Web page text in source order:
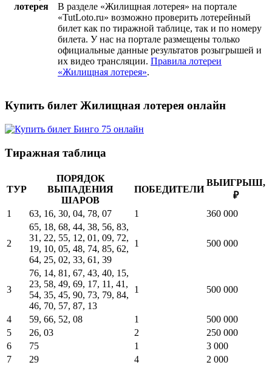
В разделе «Жилищная лотерея» на портале
«TutLoto.ru» возможно проверить лотерейный
билет как по тиражной таблице, так и по номеру
билета. У нас на портале размещены только
официальные данные результатов розыгрышей и
их видео трансляции. Правила лотереи
«Жилищная лотерея».
Купить билет Жилищная лотерея онлайн
Тиражная таблица
ТУР
ПОРЯДОК
ВЫПАДЕНИЯ
ШАРОВ
ПОБЕДИТЕЛИ
ВЫИГРЫШ,
₽
1
63, 16, 30, 04, 78, 07 1 360 000
2
65, 18, 68, 44, 38, 56, 83,
31, 22, 55, 12, 01, 09, 72,
19, 10, 05, 48, 74, 85, 62,
64, 25, 02, 33, 61, 39
1 500 000
3
76, 14, 81, 67, 43, 40, 15,
23, 58, 49, 69, 17, 11, 41,
54, 35, 45, 90, 73, 79, 84,
46, 70, 57, 87, 13
1 500 000
4 59, 66, 52, 08 1
500 000
5
26, 03 2
250 000
6
75 1
3 000
7
29 4
2 000